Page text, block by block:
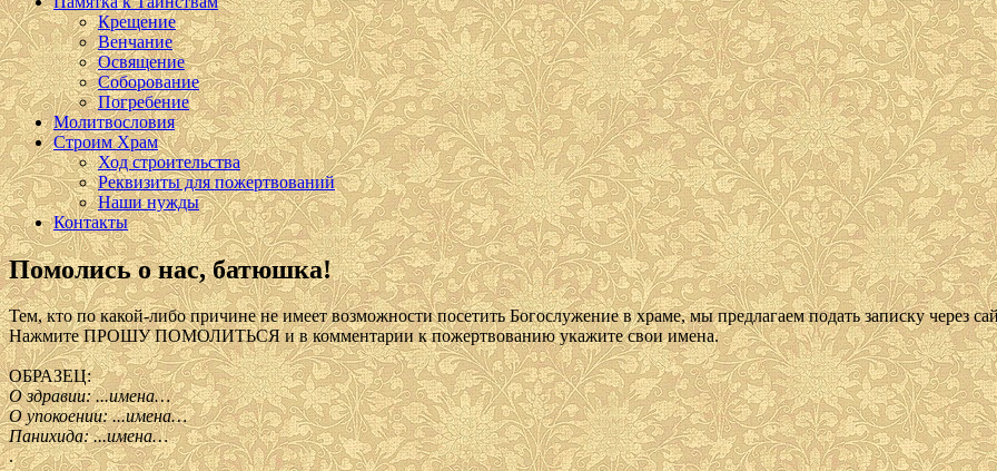
Крещение
Венчание
Освящение
Соборование
Погребение
Молитвословия
Строим Храм
Ход строительства
Реквизиты для пожертвований
Наши нужды
Контакты
Помолись о нас, батюшка!
Тем, кто по какой-либо причине не имеет возможности посетить Богослужение в храме, мы предлагаем подать записку через
Нажмите ПРОШУ ПОМОЛИТЬСЯ и в комментарии к пожертвованию укажите свои имена.
ОБРАЗЕЦ:
О здравии: ...имена…
О упокоении: ...имена…
Панихида: ...имена…
.